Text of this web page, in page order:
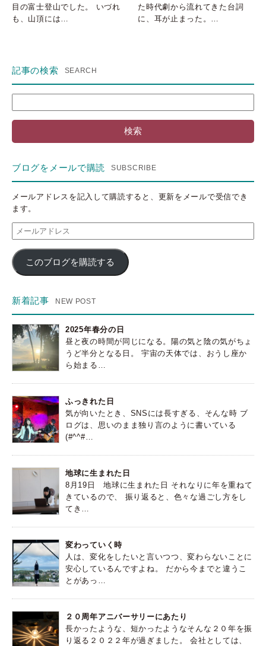
目の富士登山でした。 いづれ
も、山頂には…
た時代劇から流れてきた台詞
に、耳が止まった。…
記事の検索
索:
ブログをメールで購読
メールアドレスを記入して購読すると、更新をメールで受信でき
ます。
ー
ル
ア
ド
ス
このブログを購読する
新着記事
2025年春分の日
昼と夜の時間が同じになる。陽の気と陰の気がちょ
うど半分となる日。 宇宙の天体では、おうし座か
ら始まる…
ふっきれた日
気が向いたとき、SNSには長すぎる、そんな時 ブ
ログは、思いのまま独り言のように書いている
(#^^#…
地球に生まれた日
8月19日 地球に生まれた日 それなりに年を重ねて
きているので、 振り返ると、色々な過ごし方をし
てき…
変わっていく時
人は、変化をしたいと言いつつ、変わらないことに
安心しているんですよね。 だから今までと違うこ
とがあっ…
２０周年アニバーサリーにあたり
長かったような、短かったようなそんな２０年を振
り返る２０２２年が過ぎました。 会社としては、